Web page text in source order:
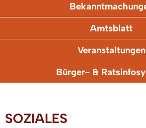
Amtsblatt
Veranstaltungen
Bürger- &
SOZIALES